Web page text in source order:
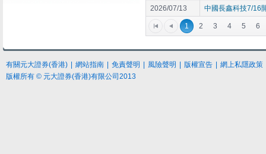
2026/07/13
中國長鑫科技7/16
1 2 3 4 5 6
有關元大證券(香港) 網站指南 免責聲明 風險聲明 版權宣告
網上私隱政策
版權所有 © 元大證券(香港)有限公司2013